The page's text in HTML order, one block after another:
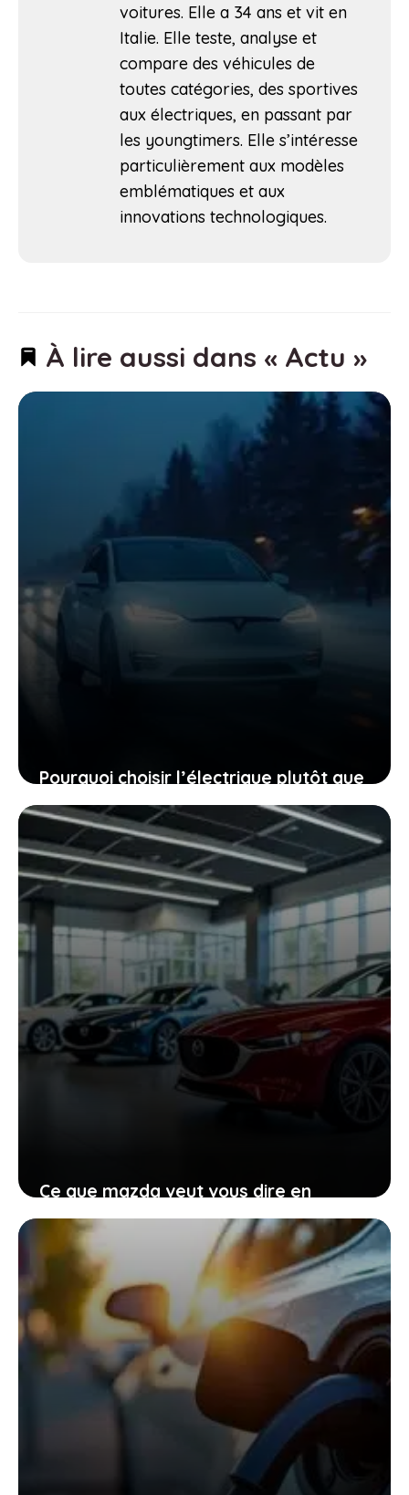
voitures. Elle a 34 ans et vit en
Italie. Elle teste, analyse et
compare des véhicules de
toutes catégories, des sportives
aux électriques, en passant par
les youngtimers. Elle s’intéresse
particulièrement aux modèles
emblématiques et aux
innovations technologiques.
À lire aussi dans « Actu »
Pourquoi choisir l’électrique plutôt que
le diesel, même quand le mercure
chute à -40 °C
27 janvier 2026
Ce que mazda veut vous dire en
renonçant provisoirement à
l’électrique total
27 janvier 2026